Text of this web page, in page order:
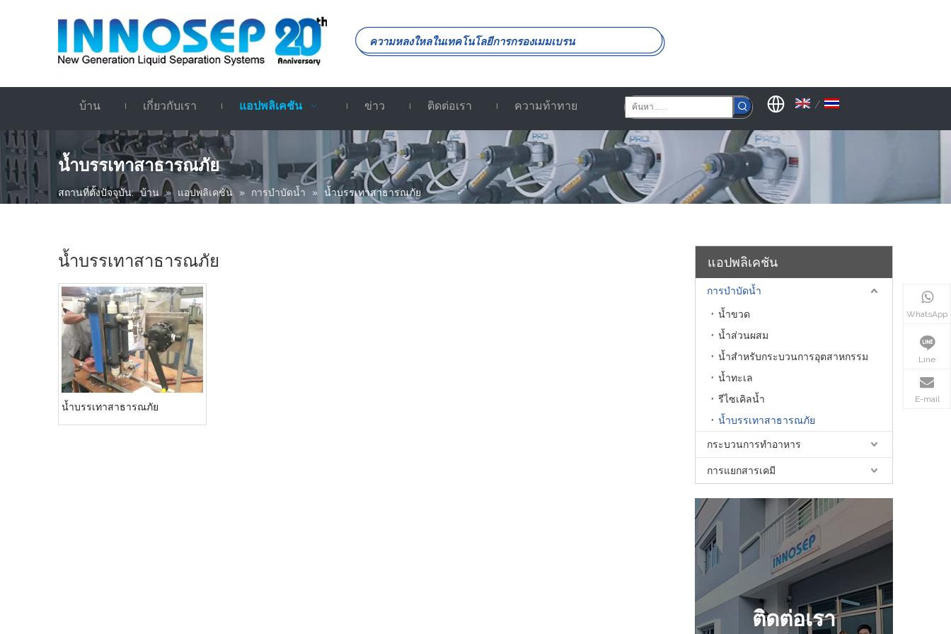
ความหลงใหลในเทคโนโลยีการกรองเมมเบรน
บ้าน เกี่ยวกับเรา แอปพลิเคชัน ข่าว ติดต่อเรา ความท้าทาย /
น้ำบรรเทาสาธารณภัย
สถานที่ตั้งปัจจุบัน: บ้าน » แอปพลิเคชัน » การบำบัดน้ำ » น้ำบรรเทาสาธารณภัย
น้ำบรรเทาสาธารณภัย
น้ำบรรเทาสาธารณภัย
แอปพลิเคชัน
การบำบัดน้ำ
น้ำขวด
น้ำส่วนผสม
น้ำสำหรับกระบวนการอุตสาหกรรม
น้ำทะเล
รีไซเคิลน้ำ
น้ำบรรเทาสาธารณภัย
กระบวนการทำอาหาร
การแยกสารเคมี
ติดต่อเรา
WhatsApp
Line
E-mail